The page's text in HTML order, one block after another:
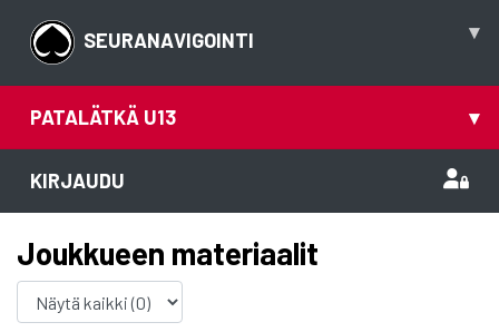
SEURANAVIGOINTI ▾
PATALÄTKÄ U13 ▾
KIRJAUDU
Joukkueen materiaalit